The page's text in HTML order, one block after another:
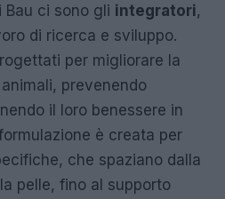
Bau ci sono gli integratori,
di ricerca e sviluppo.
per migliorare la
prevenendo
il loro benessere in
è creata per
che spaziano dalla
pelle, fino al supporto